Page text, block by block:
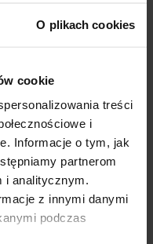
O plikach cookies
cookie
treści
i
Informacje o tym, jak
partnerom
i analitycznym.
z innymi danymi
podczas
jakości stali z
warstwą
mineralnej.
pass do naturalnego
świeżego